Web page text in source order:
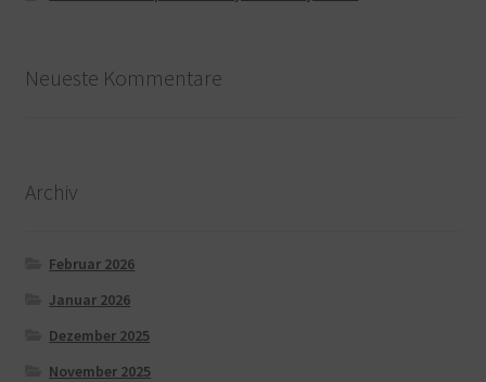
Neueste Kommentare
Archiv
Februar 2026
Januar 2026
Dezember 2025
November 2025